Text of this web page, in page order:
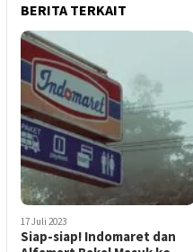
BERITA TERKAIT
17 Juli 2023
Siap-siap! Indomaret dan